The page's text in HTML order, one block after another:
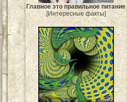
Главное это правильное питание
[Интересные факты]